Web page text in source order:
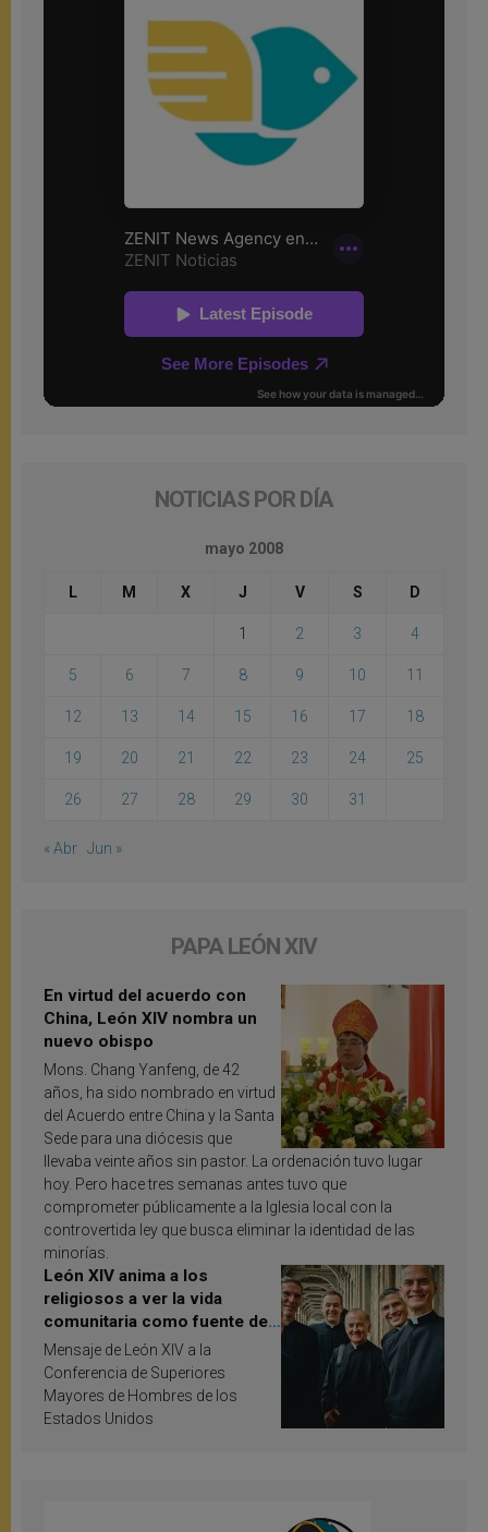
NOTICIAS POR DÍA
mayo 2008
L M X J V S D
1 2 3 4
5 6 7 8 9 10 11
12 13 14 15 16 17 18
19 20 21 22 23 24 25
26 27 28 29 30 31
« Abr Jun »
PAPA LEÓN XIV
En virtud del acuerdo con
China, León XIV nombra un
nuevo obispo
Mons. Chang Yanfeng, de 42
años, ha sido nombrado en virtud
del Acuerdo entre China y la Santa
Sede para una diócesis que
llevaba veinte años sin pastor. La ordenación tuvo lugar
hoy. Pero hace tres semanas antes tuvo que
comprometer públicamente a la Iglesia local con la
controvertida ley que busca eliminar la identidad de las
minorías.
León XIV anima a los
religiosos a ver la vida
comunitaria como fuente de
inspiración y santificación
Mensaje de León XIV a la
Conferencia de Superiores
Mayores de Hombres de los
Estados Unidos